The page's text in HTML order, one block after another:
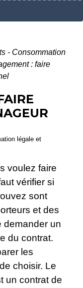
- Consommation
: faire
légale et
voulez faire
vérifier si
sont
et des
demander un
du contrat.
les
choisir. Le
un contrat de